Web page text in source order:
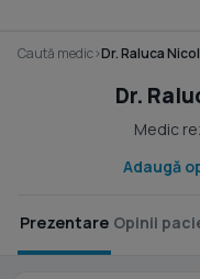
Caută medic›Dr. Raluca
Dr.
Medic
Adaugă
Prezentare Opinii